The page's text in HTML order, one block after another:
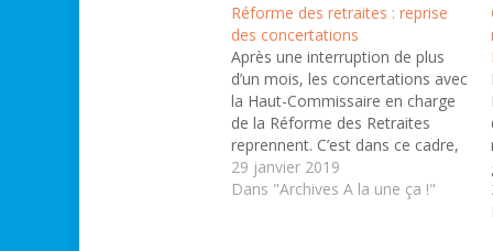
Réforme des retraites : reprise
des concertations
Après une interruption de plus
d’un mois, les concertations avec
la Haut-Commissaire en charge
de la Réforme des Retraites
reprennent. C’est dans ce cadre,
qu’une délégation, conduite par
Luc Bérille, Secrétaire général de
29 janvier 2019
Dans "Archives A la une ça !"